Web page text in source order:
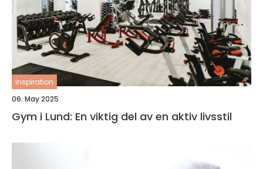
inspiration
06. May 2025
Gym i Lund: En viktig del av en aktiv livsstil